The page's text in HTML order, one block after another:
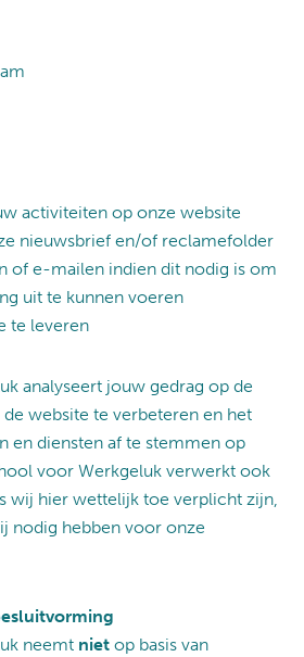
activiteiten op onze website
nieuwsbrief en/of reclamefolder
of e-mailen indien dit nodig is om
uit te kunnen voeren
te leveren
analyseert jouw gedrag op de
website te verbeteren en het
en diensten af te stemmen op
voor Werkgeluk verwerkt ook
wij hier wettelijk toe verplicht zijn,
nodig hebben voor onze
neemt niet op basis van